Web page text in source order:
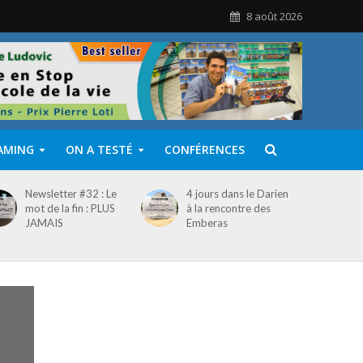
8 août 2026
ON A TESTÉ CONFÉRENCES
Newsletter #32 : Le
mot de la fin : PLUS
JAMAIS
4 jours dans le Darien
à la rencontre des
Emberas